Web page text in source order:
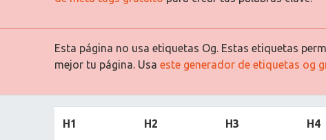
Esta página no usa etiquetas Og. Estas etiquetas
mejor tu página. Usa este generador de etiquetas og
H1 H2 H3 H4